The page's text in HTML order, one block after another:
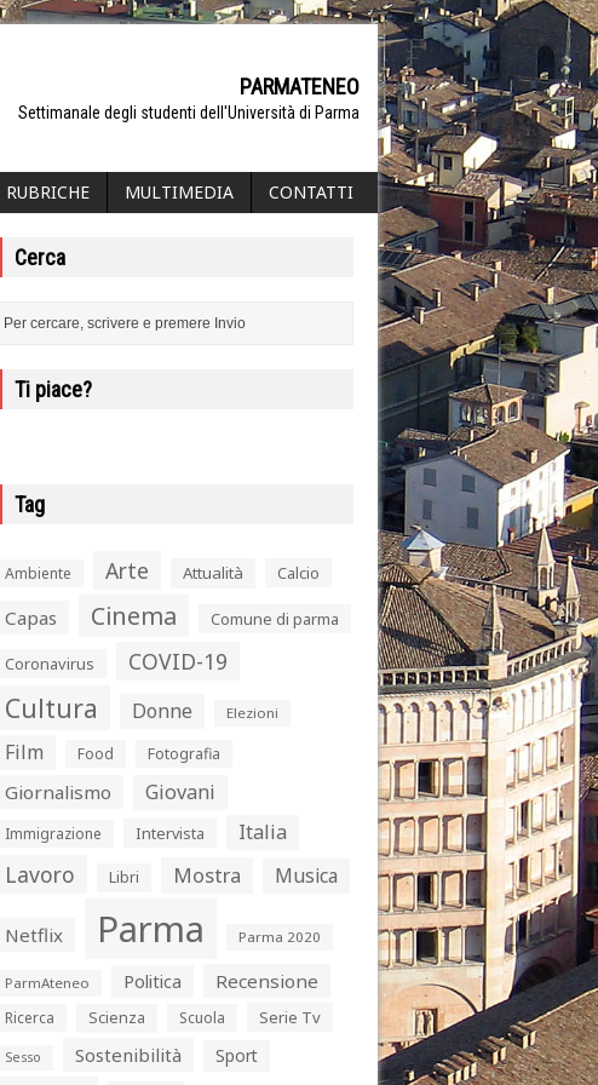
PARMATENEO
Settimanale degli studenti dell'Università di Parma
RUBRICHE MULTIMEDIA CONTATTI
Cerca
Ti piace?
Tag
Ambiente Arte Attualità Calcio
Capas Cinema Comune di parma
Coronavirus COVID-19
Cultura Donne Elezioni
Film Food Fotografia
Giornalismo Giovani
Immigrazione Intervista Italia
Lavoro Libri Mostra Musica
Netflix Parma Parma 2020
ParmAteneo Politica Recensione
Ricerca Scienza Scuola Serie Tv
Sesso Sostenibilità Sport